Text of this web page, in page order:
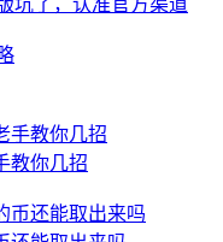
坑了，认准官方渠道
教你几招